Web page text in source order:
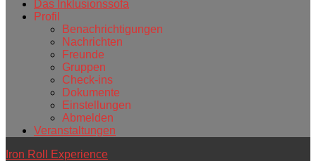
Das Inklusionssofa
Profil
Benachrichtigungen
Nachrichten
Freunde
Gruppen
Check-ins
Dokumente
Einstellungen
Abmelden
Veranstaltungen
Iron Roll Experience